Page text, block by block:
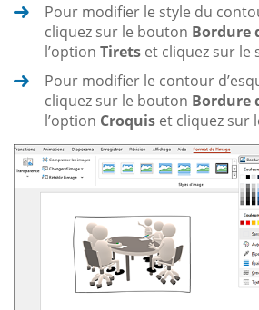
Pour modifier le style du
cliquez sur le bouton Bordure
l’option Tirets et cliquez sur le
Pour modifier le contour
cliquez sur le bouton Bordure
l’option Croquis et cliquez sur